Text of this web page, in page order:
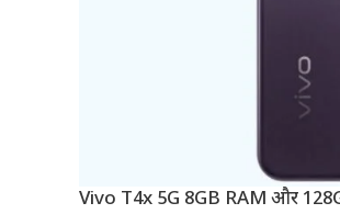
Vivo T4x 5G 8GB RAM और